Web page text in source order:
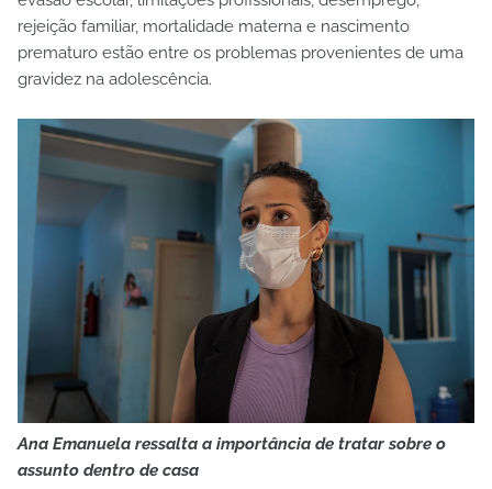
rejeição familiar, mortalidade materna e nascimento
prematuro estão entre os problemas provenientes de uma
gravidez na adolescência.
Ana Emanuela ressalta a importância de tratar sobre o
assunto dentro de casa